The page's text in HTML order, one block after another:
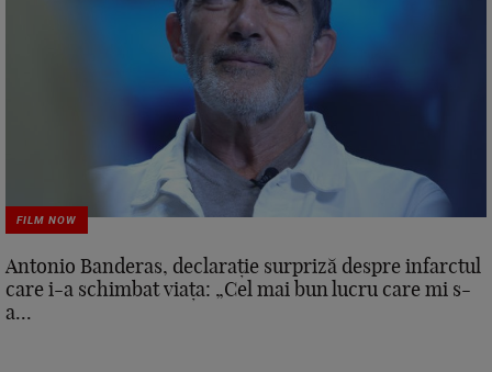
FILM NOW
Antonio Banderas, declarație surpriză despre infarctul
care i-a schimbat viața: „Cel mai bun lucru care mi s-
a...